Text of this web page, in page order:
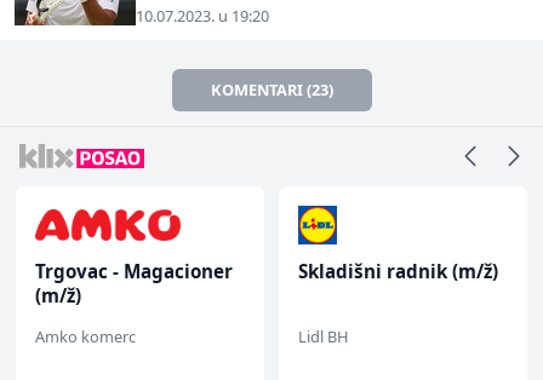
10.07.2023. u 19:20
KOMENTARI (23)
Trgovac - Magacioner
(m/ž)
Amko komerc
Skladišni radnik (m/ž)
Lidl BH